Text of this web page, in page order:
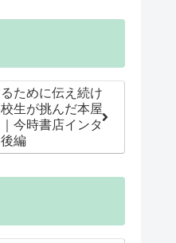
ために伝え続け
生が挑んだ本屋
今時書店インタ
編